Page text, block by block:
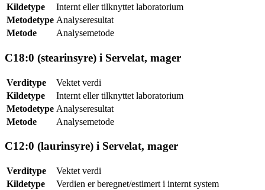
Kildetype
Internt eller tilknyttet laboratorium
Metodetype Analyseresultat
Metode
Analysemetode
C18:0 (stearinsyre) i Servelat, mager
Verditype
Vektet verdi
Kildetype
Internt eller tilknyttet laboratorium
Metodetype Analyseresultat
Metode
Analysemetode
C12:0 (laurinsyre) i Servelat, mager
Verditype
Vektet verdi
Kildetype
Verdien er beregnet/estimert i internt system